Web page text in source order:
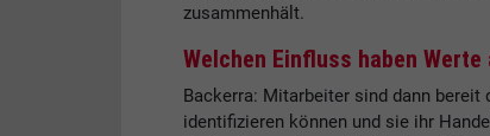
zusammenhält.
Welchen Einfluss haben
Backerra: Mitarbeiter sind dann
identifizieren können und sie ihr